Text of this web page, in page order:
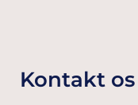
Kontakt os